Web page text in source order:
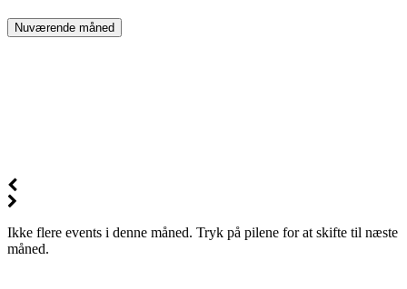
Nuværende måned
Ikke flere events i denne måned. Tryk på pilene for at skifte til næste
måned.